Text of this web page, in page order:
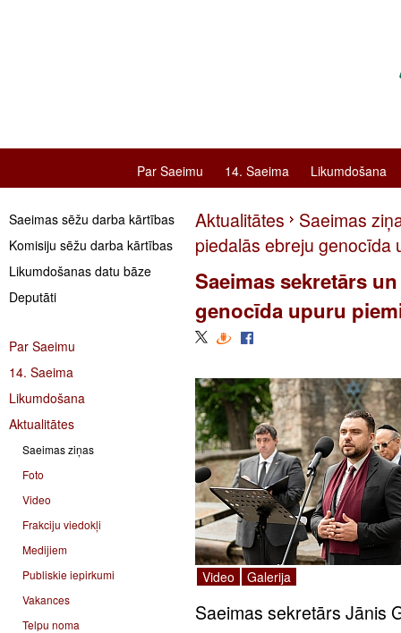
Par Saeimu 14. Saeima Likumdošana
Saeimas sēžu darba kārtības
Komisiju sēžu darba kārtības
Likumdošanas datu bāze
Deputāti
Par Saeimu
14. Saeima
Likumdošana
Aktualitātes
Saeimas ziņas
Foto
Video
Frakciju viedokļi
Medijiem
Publiskie iepirkumi
Vakances
Telpu noma
Aktualitātes
Saeimas
piedalās ebreju genocīda
Saeimas sekretārs
genocīda upuru
Video Galerija
Saeimas sekretārs Jānis